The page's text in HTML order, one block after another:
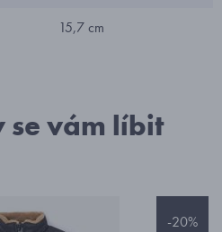
15,7 cm
se vám líbit
-20%